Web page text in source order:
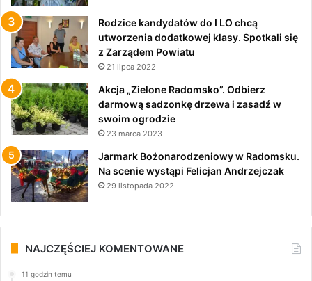
Rodzice kandydatów do I LO chcą
utworzenia dodatkowej klasy. Spotkali się
z Zarządem Powiatu
21 lipca 2022
Akcja „Zielone Radomsko”. Odbierz
darmową sadzonkę drzewa i zasadź w
swoim ogrodzie
23 marca 2023
Jarmark Bożonarodzeniowy w Radomsku.
Na scenie wystąpi Felicjan Andrzejczak
29 listopada 2022
NAJCZĘŚCIEJ KOMENTOWANE
11 godzin temu